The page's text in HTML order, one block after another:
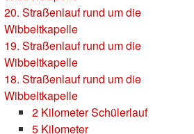
20. Straßenlauf rund um die
Wibbeltkapelle
19. Straßenlauf rund um die
Wibbeltkapelle
18. Straßenlauf rund um die
Wibbeltkapelle
2 Kilometer Schülerlauf
5 Kilometer